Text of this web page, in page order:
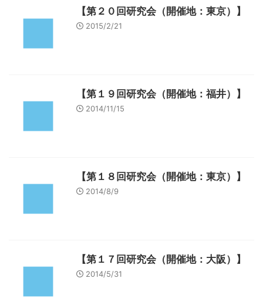
【第２０回研究会（開催地：東京）】
2015/2/21
【第１９回研究会（開催地：福井）】
2014/11/15
【第１８回研究会（開催地：東京）】
2014/8/9
【第１７回研究会（開催地：大阪）】
2014/5/31